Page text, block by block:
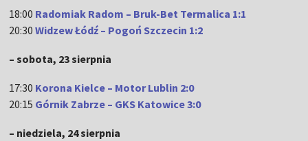
18:00 Radomiak Radom – Bruk-Bet Termalica 1:1
20:30Widzew Łódź – Pogoń Szczecin 1:2
– sobota, 23 sierpnia
17:30 Korona Kielce – Motor Lublin 2:0
20:15 Górnik Zabrze – GKS Katowice 3:0
– niedziela, 24 sierpnia